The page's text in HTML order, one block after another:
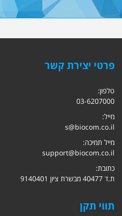
פרטי יצירת קשר
טלפון:
03-6207000
מייל:
s@biocom.co.il
מייל תמיכה:
support@biocom.co.il
כתובת:
ת.ד 40477 מבשרת ציון 9140401
תווי תקן